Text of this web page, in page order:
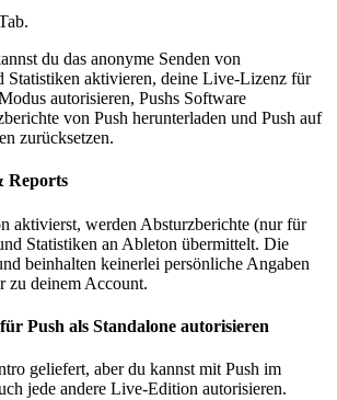
du das anonyme Senden von
Statistiken aktivieren, deine Live-Lizenz für
autorisieren, Pushs Software
von Push herunterladen und Push auf
zurücksetzen.
Reports
aktivierst, werden Absturzberichte (nur für
Statistiken an Ableton übermittelt. Die
beinhalten keinerlei persönliche Angaben
zu deinem Account.
Push als Standalone autorisieren
geliefert, aber du kannst mit Push im
jede andere Live-Edition autorisieren.